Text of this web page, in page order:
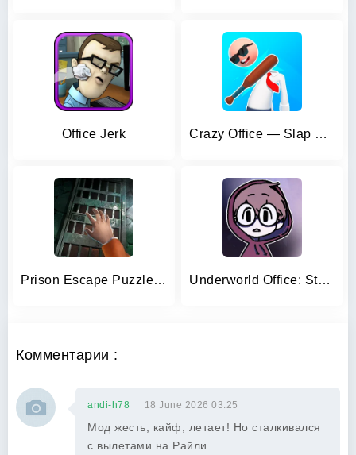
Office Jerk Crazy Office — Slap & Smash
Prison Escape Puzzle Adventure Underworld Office: Story game
Комментарии :
andi-h78 18 June 2026 03:25
Мод жесть, кайф, летает! Но сталкивался
с вылетами на Райли.